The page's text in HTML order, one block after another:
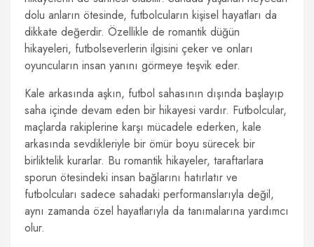
dolu anların ötesinde, futbolcuların kişisel hayatları da
dikkate değerdir. Özellikle de romantik düğün
hikayeleri, futbolseverlerin ilgisini çeker ve onları
oyuncuların insan yanını görmeye teşvik eder.
Kale arkasında aşkın, futbol sahasının dışında başlayıp
saha içinde devam eden bir hikayesi vardır. Futbolcular,
maçlarda rakiplerine karşı mücadele ederken, kale
arkasında sevdikleriyle bir ömür boyu sürecek bir
birliktelik kurarlar. Bu romantik hikayeler, taraftarlara
sporun ötesindeki insan bağlarını hatırlatır ve
futbolcuları sadece sahadaki performanslarıyla değil,
aynı zamanda özel hayatlarıyla da tanımalarına yardımcı
olur.